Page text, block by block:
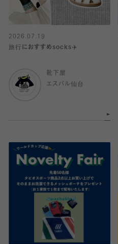
2026.07.19
旅行におすすめsocks✈️
靴下屋
エスパル仙台